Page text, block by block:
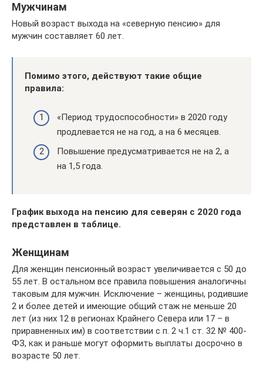
Мужчинам
Новый возраст выхода на «северную пенсию» для
мужчин составляет 60 лет.
Помимо этого, действуют такие общие
правила:
«Период трудоспособности» в 2020 году
продлевается не на год, а на 6 месяцев.
Повышение предусматривается не на 2, а
на 1,5 года.
График выхода на пенсию для северян с 2020 года
представлен в таблице.
Женщинам
Для женщин пенсионный возраст увеличивается с 50 до
55 лет. В остальном все правила повышения аналогичны
таковым для мужчин. Исключение – женщины, родившие
2 и более детей и имеющие общий стаж не меньше 20
лет (из них 12 в регионах Крайнего Севера или 17 – в
приравненных им) в соответствии с п. 2 ч.1 ст. 32 № 400-
ФЗ, как и раньше могут оформить выплаты досрочно в
возрасте 50 лет.